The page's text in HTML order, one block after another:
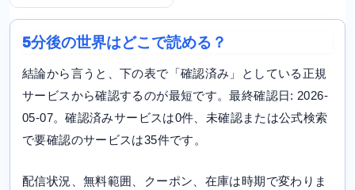
5分後の世界はどこで読める？
結論から言うと、下の表で「確認済み」としている正規
サービスから確認するのが最短です。最終確認日: 2026-
05-07。確認済みサービスは0件、未確認または公式検索
で要確認のサービスは35件です。
配信状況、無料範囲、クーポン、在庫は時期で変わりま